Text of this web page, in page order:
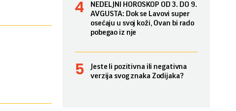
NEDELJNI HOROSKOP OD 3. DO 9.
AVGUSTA: Dok se Lavovi super
osećaju u svoj koži, Ovan bi rado
pobegao iz nje
Jeste li pozitivna ili negativna
verzija svog znaka Zodijaka?